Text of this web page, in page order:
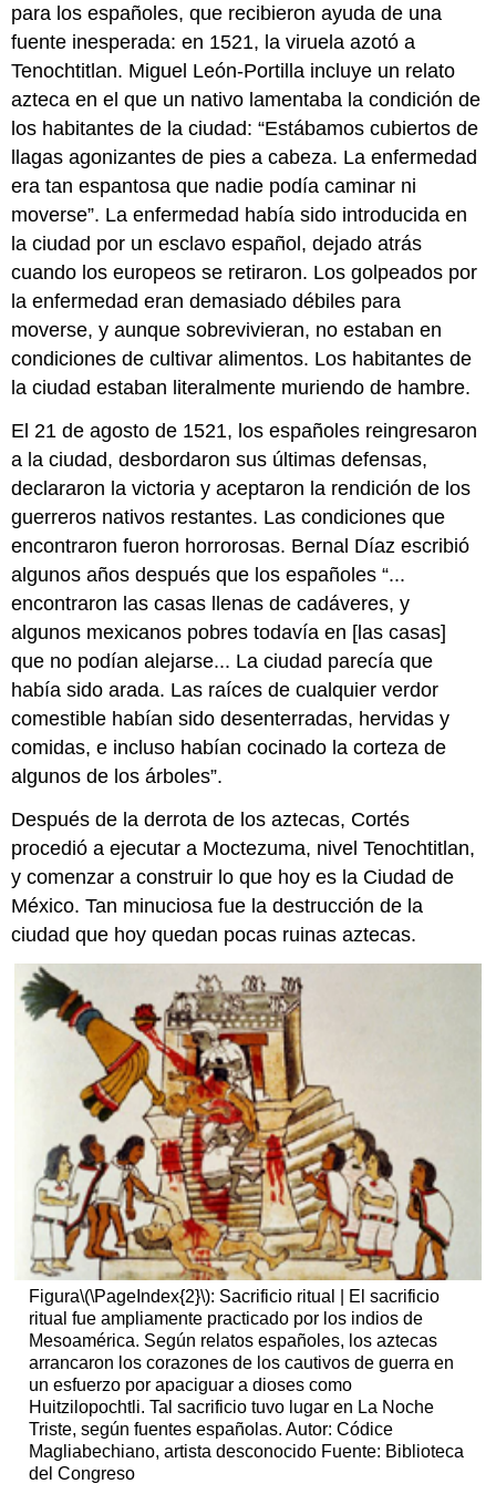
para los españoles, que recibieron ayuda de una
fuente inesperada: en 1521, la viruela azotó a
Tenochtitlan. Miguel León-Portilla incluye un relato
azteca en el que un nativo lamentaba la condición de
los habitantes de la ciudad: “Estábamos cubiertos de
llagas agonizantes de pies a cabeza. La enfermedad
era tan espantosa que nadie podía caminar ni
moverse”. La enfermedad había sido introducida en
la ciudad por un esclavo español, dejado atrás
cuando los europeos se retiraron. Los golpeados por
la enfermedad eran demasiado débiles para
moverse, y aunque sobrevivieran, no estaban en
condiciones de cultivar alimentos. Los habitantes de
la ciudad estaban literalmente muriendo de hambre.
El 21 de agosto de 1521, los españoles reingresaron
a la ciudad, desbordaron sus últimas defensas,
declararon la victoria y aceptaron la rendición de los
guerreros nativos restantes. Las condiciones que
encontraron fueron horrorosas. Bernal Díaz escribió
algunos años después que los españoles “...
encontraron las casas llenas de cadáveres, y
algunos mexicanos pobres todavía en [las casas]
que no podían alejarse... La ciudad parecía que
había sido arada. Las raíces de cualquier verdor
comestible habían sido desenterradas, hervidas y
comidas, e incluso habían cocinado la corteza de
algunos de los árboles”.
Después de la derrota de los aztecas, Cortés
procedió a ejecutar a Moctezuma, nivel Tenochtitlan,
y comenzar a construir lo que hoy es la Ciudad de
México. Tan minuciosa fue la destrucción de la
ciudad que hoy quedan pocas ruinas aztecas.
Figura\(\PageIndex{2}\): Sacrificio ritual | El sacrificio
ritual fue ampliamente practicado por los indios de
Mesoamérica. Según relatos españoles, los aztecas
arrancaron los corazones de los cautivos de guerra en
un esfuerzo por apaciguar a dioses como
Huitzilopochtli. Tal sacrificio tuvo lugar en La Noche
Triste, según fuentes españolas. Autor: Códice
Magliabechiano, artista desconocido Fuente: Biblioteca
del Congreso